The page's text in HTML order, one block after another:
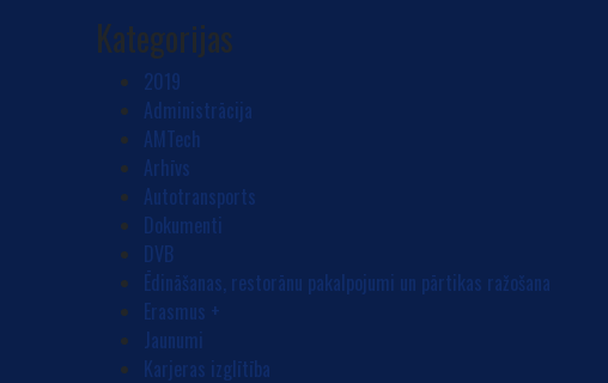
Kategorijas
2019
Administrācija
AMTech
Arhīvs
Autotransports
Dokumenti
DVB
Ēdināšanas, restorānu pakalpojumi un pārtikas ražošana
Erasmus +
Jaunumi
Karjeras izglītība